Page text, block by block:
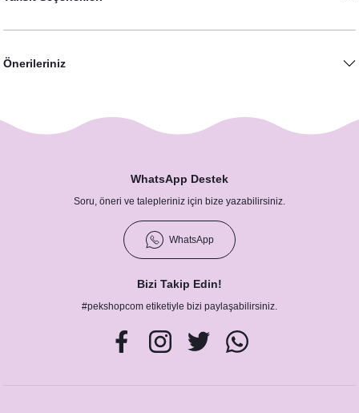
Betty Boop Doğum Günü Hangover Kit Kesesi
Önerileriniz
WhatsApp Destek
Soru, öneri ve talepleriniz için bize yazabilirsiniz.
WhatsApp
Bizi Takip Edin!
#pekshopcom etiketiyle bizi paylaşabilirsiniz.